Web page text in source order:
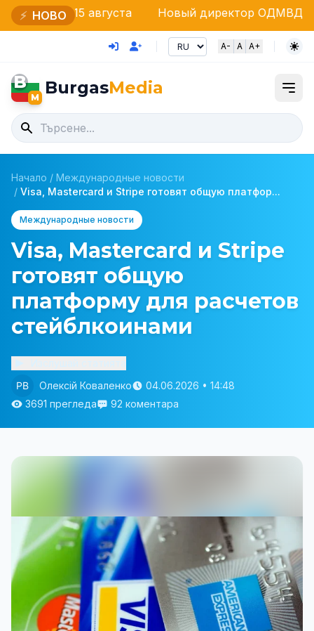
⚡ НОВО
августа Новый директор ОДМВД – Бургас:
A- A A+
B
M BurgasMedia
Начало / Международные новости
/ Visa, Mastercard и Stripe готовят общую платфор...
Международные новости
Visa, Mastercard и Stripe
готовят общую
платформу для расчетов
стейблкоинами
Олексій Коваленко
04.06.2026 • 14:48
3691 прегледа
92 коментара